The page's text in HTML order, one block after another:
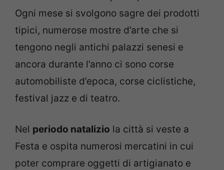
Ogni mese si svolgono sagre dei prodotti
tipici, numerose mostre d’arte che si
tengono negli antichi palazzi senesi e
ancora durante l’anno ci sono corse
automobiliste d’epoca, corse ciclistiche,
festival jazz e di teatro.
Nel periodo natalizio la città si veste a
Festa e ospita numerosi mercatini in cui
poter comprare oggetti di artigianato e